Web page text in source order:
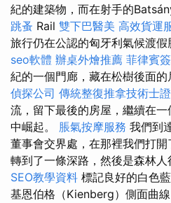
紀的建築物，而在射手的
跳蚤 Rail 雙下巴醫美 高效貨運
旅行仍在公認的匈牙利氣候渡假
seo軟體 辦桌外燴推薦 菲律賓
紀的一個門廊，藏在松樹後面
偵探公司 傳統整復推拿技術士
流，留下最後的房屋，繼續在
中崛起。 脹氣按摩服務 我們到
董事會交界處，在那裡我們打
轉到了一條深路，然後是森林人
SEO教學資料 標記良好的白色
基恩伯格（Kienberg）側面曲